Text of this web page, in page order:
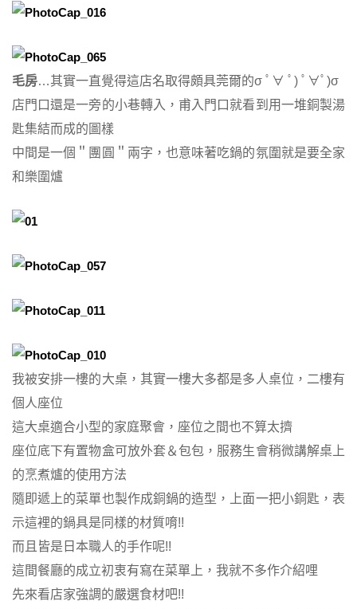
毛房…其實一直覺得這店名取得頗具莞爾的σ ﾟ∀ ﾟ) ﾟ∀ﾟ)σ
店門口還是一旁的小巷轉入，甫入門口就看到用一堆銅製湯
匙集結而成的圖樣
中間是一個＂團圓＂兩字，也意味著吃鍋的氛圍就是要全家
和樂圍爐
我被安排一樓的大桌，其實一樓大多都是多人桌位，二樓有
個人座位
這大桌適合小型的家庭聚會，座位之間也不算太擠
座位底下有置物盒可放外套＆包包，服務生會稍微講解桌上
的烹煮爐的使用方法
隨即遞上的菜單也製作成銅鍋的造型，上面一把小銅匙，表
示這裡的鍋具是同樣的材質唷!!
而且皆是日本職人的手作呢!!
這間餐廳的成立初衷有寫在菜單上，我就不多作介紹哩
先來看店家強調的嚴選食材吧!!